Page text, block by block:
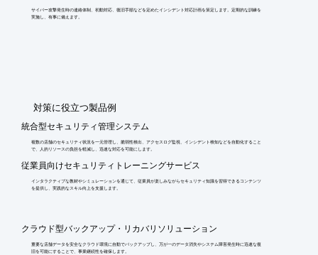
サイバー攻撃発生時の連絡体制、初動対応、復旧手順などを定めたインシデント対応計画を策定します。定期的な訓練を
実施し、有事に備えます。
​対策に役立つ製品例
統合型セキュリティ管理システム
複数の店舗のセキュリティ状況を一元管理し、脆弱性検出、アクセスログ監視、インシデント検知などを自動化すること
で、人的リソースの負担を軽減し、迅速な対応を可能にします。
従業員向けセキュリティトレーニングサービス
インタラクティブな教材やシミュレーションを通じて、従業員が楽しみながらセキュリティ知識を習得できるコンテンツ
を提供し、実践的なスキル向上を支援します。
クラウド型バックアップ・リカバリソリューション
重要な店舗データを安全なクラウド環境に自動でバックアップし、万が一のデータ消失やシステム障害発生時に迅速な復
旧を可能にすることで、事業継続性を確保します。